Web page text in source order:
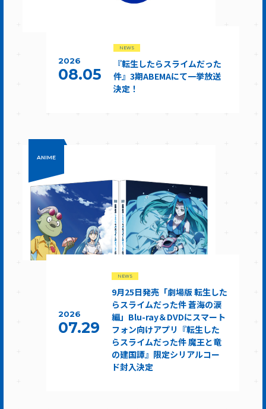
2026
08.05
NEWS
『転生したらスライムだった
件』3期ABEMAにて一挙放送
決定！
ANIME
2026
07.29
NEWS
9月25日発売「劇場版 転生した
らスライムだった件 蒼海の涙
編」Blu-ray＆DVDにスマート
フォン向けアプリ『転生した
らスライムだった件 魔王と竜
の建国譚』限定シリアルコー
ド封入決定